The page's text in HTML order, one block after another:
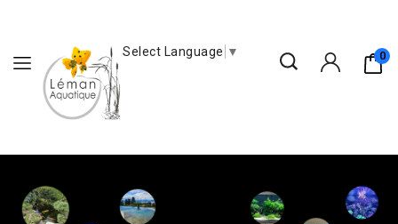
0
Select Language ▼